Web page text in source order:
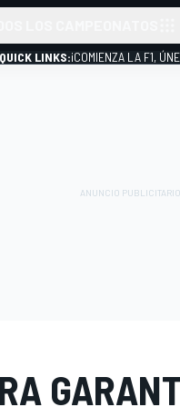
QUICK LINKS:¡COMIENZA LA F1,